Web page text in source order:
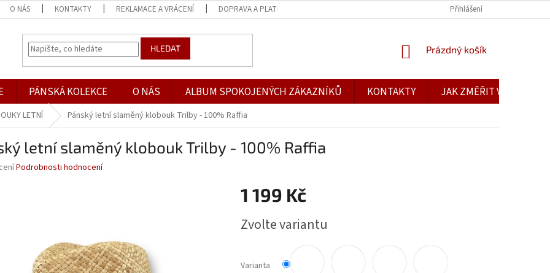
O NÁS KONTAKTY REKLAMACE A VRÁCENÍ DOPRAVA A PLATBA PODMÍNKY OCHRANY OSOBNÍCH ÚDAJŮ
Přihlášení
HLEDAT
NÁKUPNÍ
Prázdný košík
PÁNSKÁ KOLEKCE O NÁS ALBUM SPOKOJENÝCH ZÁKAZNÍKŮ KONTAKTY JAK ZMĚŘIT VELIKOST
LETNÍ Pánský letní slaměný klobouk Trilby - 100% Raffia
letní slaměný klobouk Trilby - 100% Raffia
Podrobnosti hodnocení
1 199 Kč
cena:
Zvolte variantu
Varianta